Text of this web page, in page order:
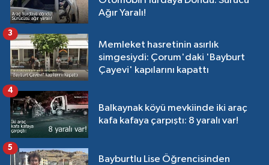
Ağır Yaralı!
Memleket hasretinin asırlık
simgesiydi: Çorum'daki 'Bayburt
Çayevi' kapılarını kapattı
3
Balkaynak köyü mevkiinde iki araç
kafa kafaya çarpıştı: 8 yaralı var!
4
Bayburtlu Lise Öğrencisinden
5